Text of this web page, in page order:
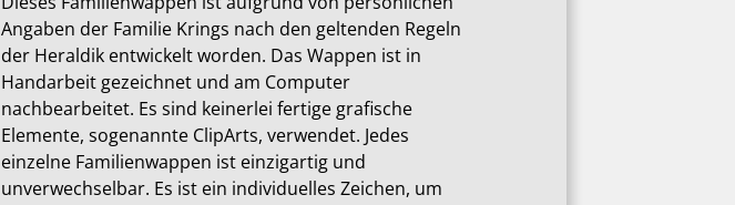
Angaben der Familie Krings nach den geltenden Regeln
der Heraldik entwickelt worden. Das Wappen ist in
Handarbeit gezeichnet und am Computer
nachbearbeitet. Es sind keinerlei fertige grafische
Elemente, sogenannte ClipArts, verwendet. Jedes
einzelne Familienwappen ist einzigartig und
unverwechselbar. Es ist ein individuelles Zeichen, um